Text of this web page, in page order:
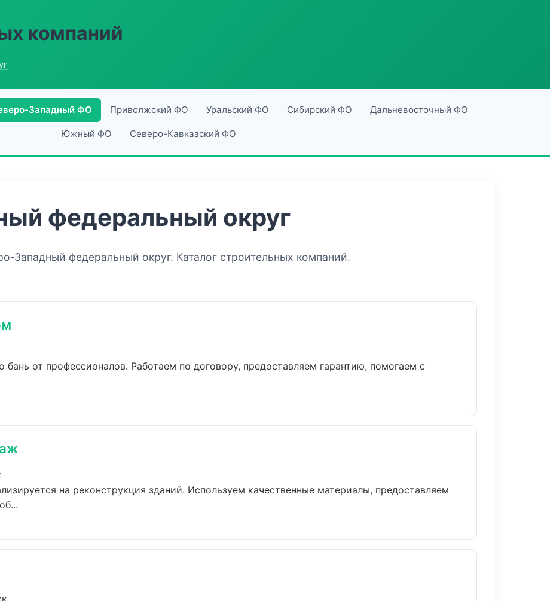
компаний
Западный ФО Приволжский ФО Уральский ФО Сибирский ФО Дальневосточный ФО
Южный ФО Северо-Кавказский ФО
федеральный округ
Западный федеральный округ. Каталог строительных компаний.
бань от профессионалов. Работаем по договору, предоставляем гарантию, помогаем с
на реконструкция зданий. Используем качественные материалы, предоставляем